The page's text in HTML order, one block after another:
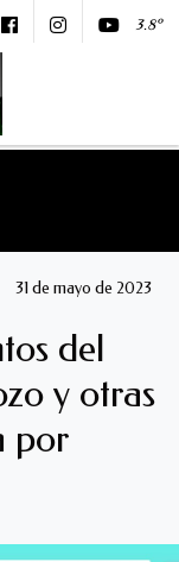
3.8º
31 de mayo de 2023
del
y otras
por